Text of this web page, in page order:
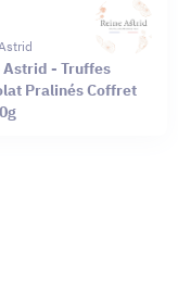
Astrid - Truffes
Pralinés Coffret